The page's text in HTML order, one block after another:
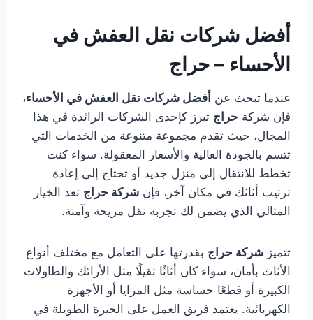
أفضل شركات نقل العفش في
الأحساء – حراج
عندما تبحث عن أفضل شركات نقل العفش في الأحساء،
فإن شركة حراج تبرز كإحدى الشركات الرائدة في هذا
المجال، حيث تقدم مجموعة متنوعة من الخدمات التي
تتسم بالجودة العالية والأسعار المعقولة. سواء كنت
تخطط للانتقال إلى منزل جديد أو تحتاج إلى إعادة
ترتيب أثاثك في مكان آخر، فإن شركة حراج تعد الخيار
المثالي الذي يضمن لك تجربة نقل مريحة وآمنة.
تتميز شركة حراج بقدرتها على التعامل مع مختلف أنواع
الأثاث بأمان، سواء كان أثاثًا ثقيلًا مثل الأرائك والطاولات
الكبيرة أو قطعًا حساسة مثل المرايا أو الأجهزة
الكهربائية. يعتمد فريق العمل على الخبرة الطويلة في